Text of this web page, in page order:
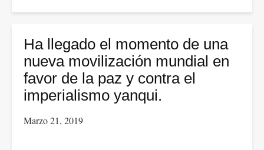
Razón,
y
deseo.
Adquirir
la
–
Ha llegado el momento de una
nueva movilización mundial en
favor de la paz y contra el
imperialismo yanqui.
Marzo 21, 2019